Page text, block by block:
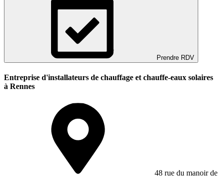
Prendre RDV
Entreprise d'installateurs de chauffage et chauffe-eaux solaires
à Rennes
48 rue du manoir de